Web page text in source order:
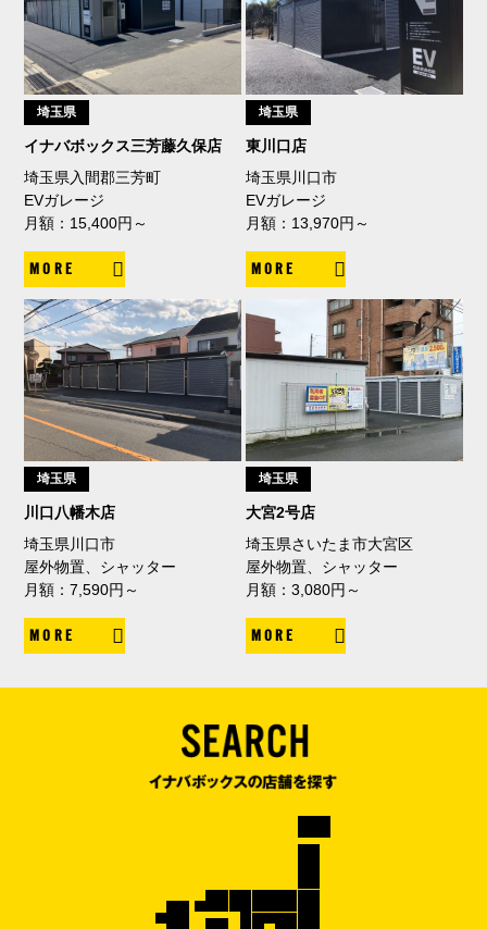
埼玉県
イナバボックス三芳藤久保店
埼玉県入間郡三芳町
EVガレージ
月額：15,400円～
MORE
埼玉県
東川口店
埼玉県川口市
EVガレージ
月額：13,970円～
MORE
埼玉県
川口八幡木店
埼玉県川口市
屋外物置、シャッター
月額：7,590円～
MORE
埼玉県
大宮2号店
埼玉県さいたま市大宮区
屋外物置、シャッター
月額：3,080円～
MORE